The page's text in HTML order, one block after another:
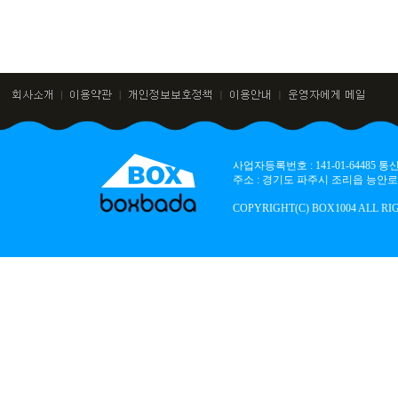
사업자등록번호 : 141-01-64485
주소 : 경기도 파주시 조리읍 능안
COPYRIGHT(C) BOX1004 ALL